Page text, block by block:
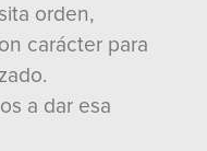
orden,
carácter para
a dar esa